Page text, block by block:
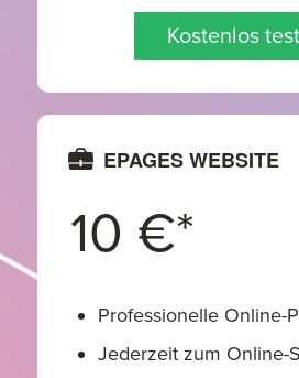
Kostenlos
EPAGES WEBSITE
10 €*
Professionelle Online-
Jederzeit zum Online-